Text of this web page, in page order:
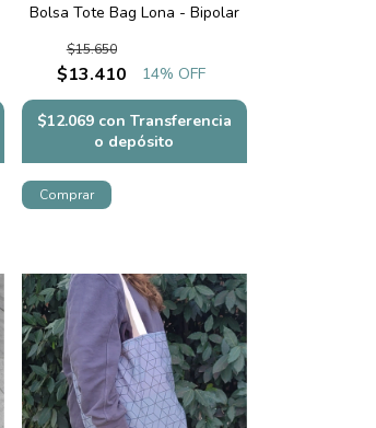
Bolsa Tote Bag Lona - Bipolar
$13.410
$15.650
14% OFF
$12.069 con Transferencia
o depósito